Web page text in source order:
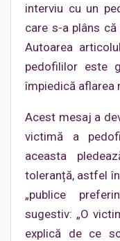
interviu cu un
care s-a plâns
Autoarea
pedofililor este
împiedică aflarea
Acest mesaj a
victimă a
aceasta
toleranță, astfel
„publice
sugestiv: „O
explică de ce